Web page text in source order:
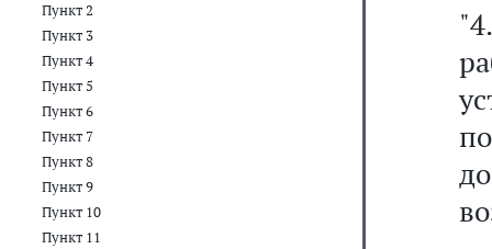
Пункт 2
Пункт 3
Пункт 4
Пункт 5
Пункт 6
Пункт 7
Пункт 8
Пункт 9
Пункт 10
Пункт 11